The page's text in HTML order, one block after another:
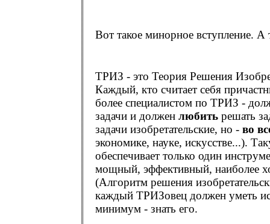
Вот такое минорное вступление. А
ТРИЗ - это Теория Решения
Каждый, кто считает себя
более специалистом по ТРИЗ -
задачи и должен любить решать
задачи изобретательские, но - во
экономике, науке, искусстве...).
обеспечивает только один
мощный, эффективный, наиболее
(Алгоритм решения
каждый ТРИЗовец должен уметь
минимум - знать его.